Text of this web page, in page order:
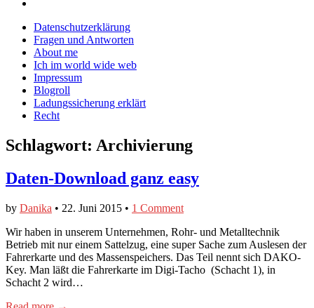
Facebook
anzeigen
Twitter
anzeigen
auf
Instagram
anzeigen
Main
menu
Skip
content
Datenschutzerklärung
Fragen und Antworten
About me
Ich im world wide web
Impressum
Blogroll
Ladungssicherung erklärt
Recht
Schlagwort: Archivierung
Daten-Download ganz easy
by Danika • 22. Juni 2015 • 1 Comment
Wir haben in unserem Unternehmen, Rohr- und Metalltechnik
Betrieb mit nur einem Sattelzug, eine super Sache zum Auslesen der
Fahrerkarte und des Massenspeichers. Das Teil nennt sich DAKO-
Key. Man läßt die Fahrerkarte im Digi-Tacho (Schacht 1), in
Schacht 2 wird…